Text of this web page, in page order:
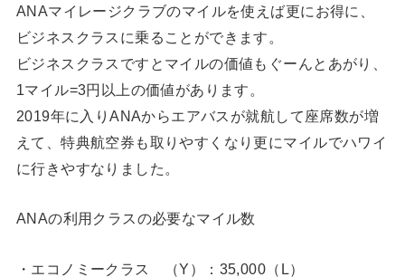
ANAマイレージクラブのマイルを使えば更にお得に、
ビジネスクラスに乗ることができます。
ビジネスクラスですとマイルの価値もぐーんとあがり、
1マイル=3円以上の価値があります。
2019年に入りANAからエアバスが就航して座席数が増
えて、特典航空券も取りやすくなり更にマイルでハワイ
に行きやすなりました。
ANAの利用クラスの必要なマイル数
・エコノミークラス （Y）：35,000（L）